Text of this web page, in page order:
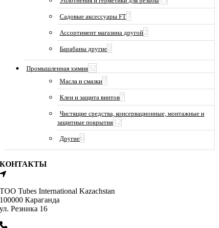
Садовые аксессуары FT7
Ассортимент магазина другой2
Барабаны другие2
Промышленная химия32
Масла и смазки7
Клеи и защита винтов7
Чистящие средства, консервационные, монтажные и
защитные покрытия 12
Другие6
КОНТАКТЫ
ТОО Tubes International Kazachstan
100000 Караганда
ул. Резника 16